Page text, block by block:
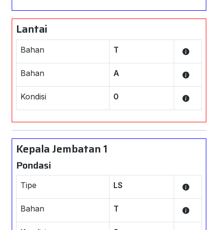
Lantai
Bahan T
Bahan A
Kondisi 0
Kepala Jembatan 1
Pondasi
Tipe LS
Bahan T